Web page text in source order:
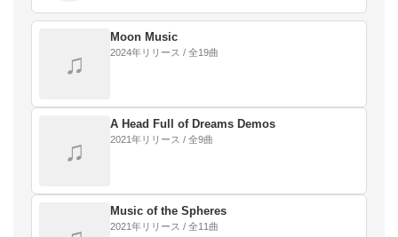
ン（ボーカル）、ジョニー・バックランド（ギタ
ー）、ガ…
♫
Moon Music
2024年リリース / 全19曲
♫
A Head Full of Dreams Demos
2021年リリース / 全9曲
Music of the Spheres
2021年リリース / 全11曲